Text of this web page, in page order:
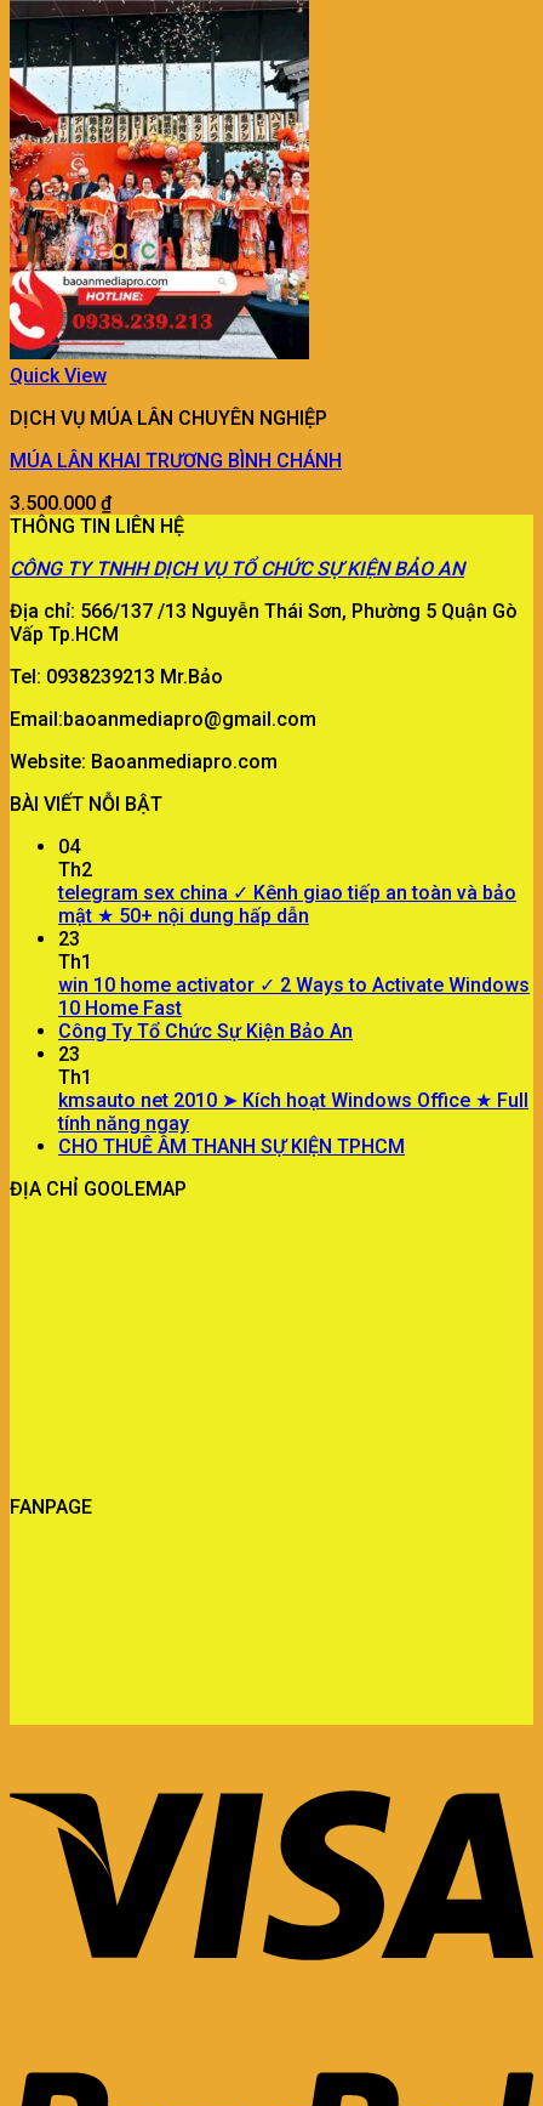
Quick View
DỊCH VỤ MÚA LÂN CHUYÊN NGHIỆP
MÚA LÂN KHAI TRƯƠNG BÌNH CHÁNH
3.500.000 ₫
THÔNG TIN LIÊN HỆ
CÔNG TY TNHH DỊCH VỤ TỔ CHỨC SỰ KIỆN BẢO AN
Địa chỉ: 566/137 /13 Nguyễn Thái Sơn, Phường 5 Quận Gò
Vấp Tp.HCM
Tel: 0938239213 Mr.Bảo
Email:baoanmediapro@gmail.com
Website: Baoanmediapro.com
BÀI VIẾT NỖI BẬT
04
Th2
telegram sex china ✓ Kênh giao tiếp an toàn và bảo
mật ★ 50+ nội dung hấp dẫn
23
Th1
win 10 home activator ✓ 2 Ways to Activate Windows
10 Home Fast
Công Ty Tổ Chức Sự Kiện Bảo An
23
Th1
kmsauto net 2010 ➤ Kích hoạt Windows Office ★ Full
tính năng ngay
CHO THUÊ ÂM THANH SỰ KIỆN TPHCM
ĐỊA CHỈ GOOLEMAP
FANPAGE